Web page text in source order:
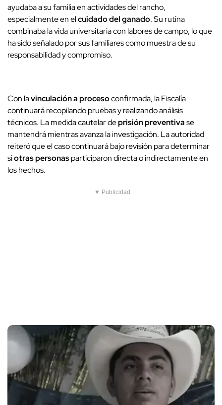
ayudaba a su familia en actividades del rancho,
especialmente en elcuidado del ganado. Su rutina
combinaba la vida universitaria con labores de campo, lo que
ha sido señalado por sus familiares como muestra de su
responsabilidad y compromiso.
Con lavinculación a procesoconfirmada, la Fiscalía
continuará recopilando pruebas y realizando análisis
técnicos. La medida cautelar deprisión preventivase
mantendrá mientras avanza la investigación. La autoridad
reiteró que el caso continuará bajo revisión para determinar
siotras personasparticiparon directa o indirectamente en
los hechos.
▼ Publicidad